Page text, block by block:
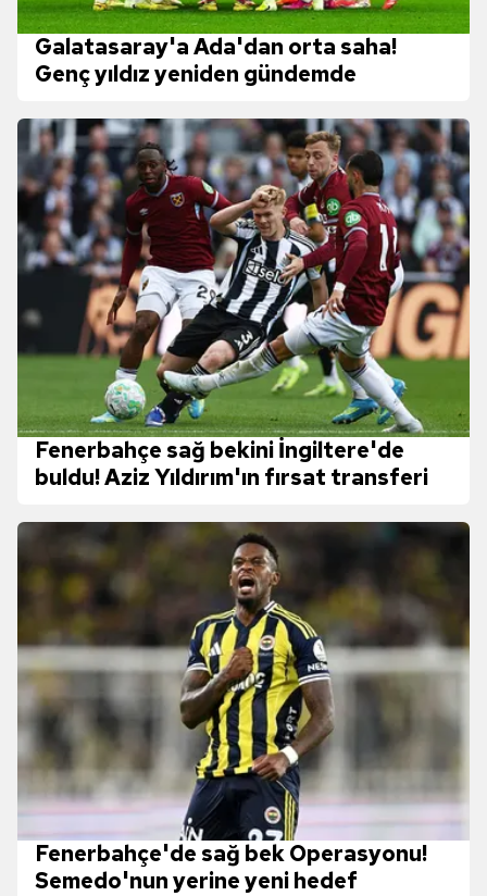
Galatasaray'a Ada'dan orta saha!
Genç yıldız yeniden gündemde
Fenerbahçe sağ bekini İngiltere'de
buldu! Aziz Yıldırım'ın fırsat transferi
Fenerbahçe'de sağ bek Operasyonu!
Semedo'nun yerine yeni hedef